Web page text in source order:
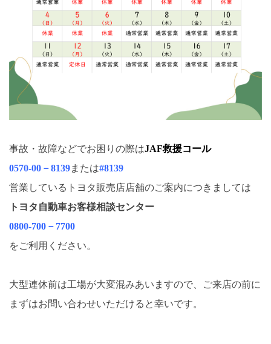
事故・故障などでお困りの際はJAF救援コール
0570-00－8139または#8139
営業しているトヨタ販売店店舗のご案内につきましては
トヨタ自動車お客様相談センター
0800-700－7700
をご利用ください。
大型連休前は工場が大変混みあいますので、ご来店の前に
まずはお問い合わせいただけると幸いです。